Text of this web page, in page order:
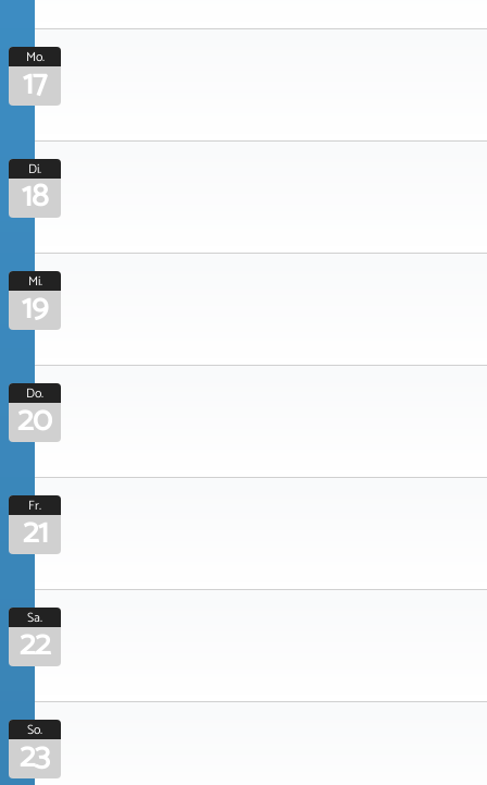
Mo.
17
Di.
18
Mi.
19
Do.
20
Fr.
21
Sa.
22
So.
23